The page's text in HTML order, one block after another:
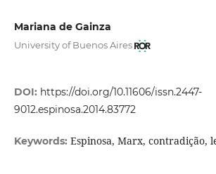
Mariana de Gainza
University of Buenos Aires
DOI: https://doi.org/10.11606/issn.2447-
9012.espinosa.2014.83772
Keywords: Espinosa, Marx, contradição,